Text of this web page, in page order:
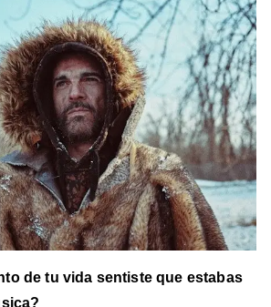
de tu vida sentiste que estabas